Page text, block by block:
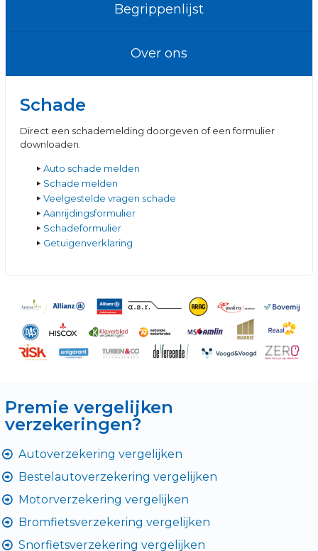
Begrippenlijst
Over ons
Schade
Direct een schademelding doorgeven of een formulier
downloaden.
Auto schade melden
Schade melden
Veelgestelde vragen schade
Aanrijdingsformulier
Schadeformulier
Getuigenverklaring
Premie vergelijken
verzekeringen?
Autoverzekering vergelijken
Bestelautoverzekering vergelijken
Motorverzekering vergelijken
Bromfietsverzekering vergelijken
Snorfietsverzekering vergelijken